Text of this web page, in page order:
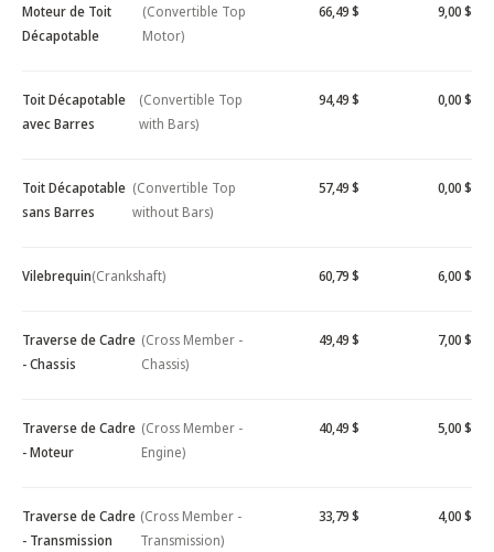
Moteur de Toit
Décapotable
(Convertible Top
Motor)
66,49 $ 9,00 $
Toit Décapotable
avec Barres
(Convertible Top
with Bars)
94,49 $ 0,00 $
Toit Décapotable
sans Barres
(Convertible Top
without Bars)
57,49 $ 0,00 $
Vilebrequin(Crankshaft) 60,79 $ 6,00 $
Traverse de Cadre
- Chassis
(Cross Member -
Chassis)
49,49 $ 7,00 $
Traverse de Cadre
- Moteur
(Cross Member -
Engine)
40,49 $ 5,00 $
Traverse de Cadre
- Transmission
(Cross Member -
Transmission)
33,79 $ 4,00 $